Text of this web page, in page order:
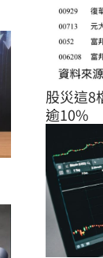
股災這8
逾10%